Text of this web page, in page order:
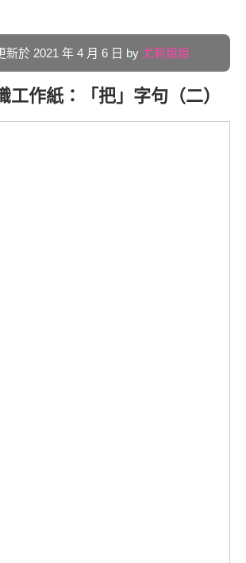
新於 2021 年 4 月 6 日 by 尤莉姐姐
工作紙：「把」字句（二）